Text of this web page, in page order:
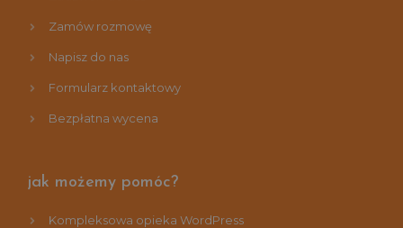
Zamów rozmowę
Napisz do nas
Formularz kontaktowy
Bezpłatna wycena
jak możemy pomóc?
Kompleksowa opieka WordPress